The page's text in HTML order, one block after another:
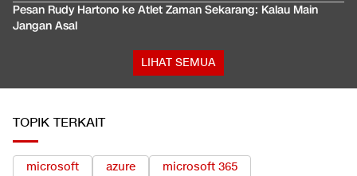
Pesan Rudy Hartono ke Atlet Zaman Sekarang: Kalau Main
Jangan Asal
LIHAT SEMUA
TOPIK TERKAIT
microsoft azure
microsoft 365